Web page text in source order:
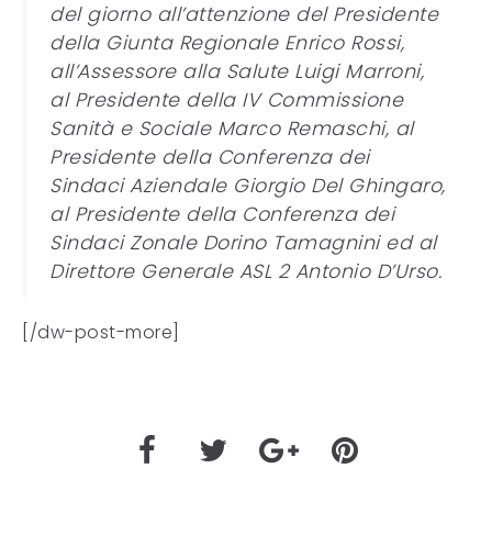
del giorno all’attenzione del Presidente
della Giunta Regionale Enrico Rossi,
all’Assessore alla Salute Luigi Marroni,
al Presidente della IV Commissione
Sanità e Sociale Marco Remaschi, al
Presidente della Conferenza dei
Sindaci Aziendale Giorgio Del Ghingaro,
al Presidente della Conferenza dei
Sindaci Zonale Dorino Tamagnini ed al
Direttore Generale ASL 2 Antonio D’Urso.
[/dw-post-more]